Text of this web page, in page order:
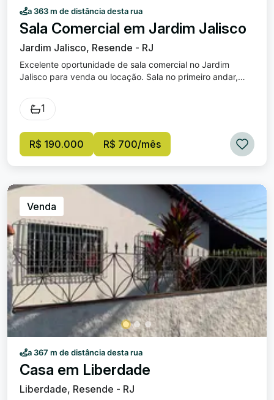
a 363 m de distância desta rua
Sala Comercial em Jardim Jalisco
Jardim Jalisco, Resende - RJ
Excelente oportunidade de sala comercial no Jardim
Jalisco para venda ou locação. Sala no primeiro andar,
recepcionista, marcação de consulta, água e luz da área
em comum. Locação para cliente da área de saúde.
1
R$ 190.000 R$ 700/mês
Venda
a 367 m de distância desta rua
Casa em Liberdade
Liberdade, Resende - RJ